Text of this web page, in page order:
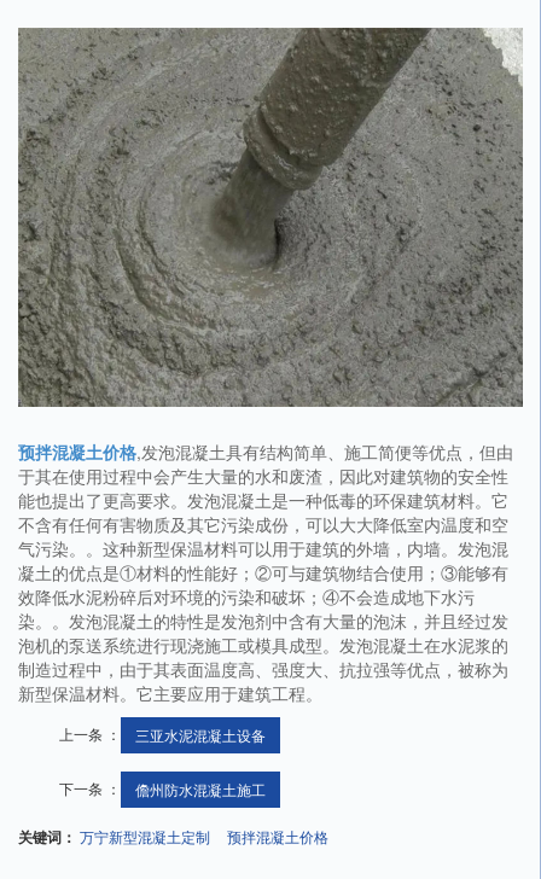
预拌混凝土价格,发泡混凝土具有结构简单、施工简便等优点，但由
于其在使用过程中会产生大量的水和废渣，因此对建筑物的安全性
能也提出了更高要求。发泡混凝土是一种低毒的环保建筑材料。它
不含有任何有害物质及其它污染成份，可以大大降低室内温度和空
气污染。。这种新型保温材料可以用于建筑的外墙，内墙。发泡混
凝土的优点是①材料的性能好；②可与建筑物结合使用；③能够有
效降低水泥粉碎后对环境的污染和破坏；④不会造成地下水污
染。。发泡混凝土的特性是发泡剂中含有大量的泡沫，并且经过发
泡机的泵送系统进行现浇施工或模具成型。发泡混凝土在水泥浆的
制造过程中，由于其表面温度高、强度大、抗拉强等优点，被称为
新型保温材料。它主要应用于建筑工程。
上一条 ： 三亚水泥混凝土设备
下一条 ： 儋州防水混凝土施工
关键词： 万宁新型混凝土定制 预拌混凝土价格